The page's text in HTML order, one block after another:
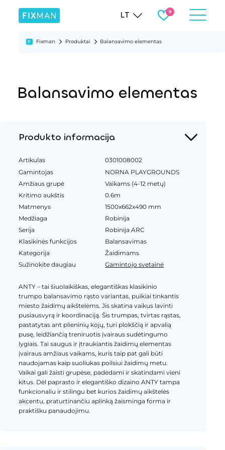
LT
Fixman Produktai Balansavimo elementas
Balansavimo elementas
Produkto informacija
Artikulas
0301008002
Gamintojas
NORNA PLAYGROUNDS
Amžiaus grupė
Vaikams (4-12 metų)
Kritimo aukštis
0.6m
Matmenys
1500x662x490 mm
Medžiaga
Robinija
Serija
Robinija ARC
Klasikinės funkcijos
Balansavimas
Kategorija
Žaidimams
Sužinokite daugiau
Gamintojo svetainė
ANTY – tai šiuolaikiškas, elegantiškas klasikinio
trumpo balansavimo rąsto variantas, puikiai tinkantis
miesto žaidimų aikštelėms. Jis skatina vaikus lavinti
pusiausvyrą ir koordinaciją. Šis trumpas, tvirtas rąstas,
pastatytas ant plieninių kojų, turi plokščią ir apvalią
pusę, leidžiančią treniruotis įvairaus sudėtingumo
lygiais. Tai saugus ir įtraukiantis žaidimų elementas
įvairaus amžiaus vaikams, kuris taip pat gali būti
naudojamas kaip suoliukas poilsiui žaidimų metu.
Vaikai gali žaisti grupėse, padėdami ir skatindami vieni
kitus. Dėl paprasto ir elegantiško dizaino ANTY tampa
funkcionaliu ir stilingu bet kurios žaidimų aikštelės
akcentu, praturtinančiu aplinką žaisminga forma ir
praktišku panaudojimu.